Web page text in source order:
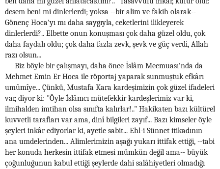
desem beni mi dinlerlerdi; yoksa --bir alim ve fakih olarak--
Gönenç Hoca'yı mı daha saygıyla, ceketlerini ilikleyerek
dinlerlerdi?.. Elbette onun konuşması çok daha güzel oldu, çok
daha faydalı oldu; çok daha fazla zevk, şevk ve güç verdi, Allah
razı olsun...
Biz böyle bir çalışmayı, daha önce İslâm Mecmuası'nda da
Mehmet Emin Er Hoca ile röportaj yaparak sunmuştuk efkârı
umûmîye... Çünkü, Mustafa Kara kardeşimizin çok güzel ifadeleri
var, diyor ki: "Öyle İslâmcı mütefekkir kardeşlerimiz var ki,
ilmihalden imtihan olsa sınıfta kalırlar!.." Hakikaten bazı kültürel
kuvvetli tarafları var ama, dinî bilgileri zayıf... Bazı kimseler öyle
şeyleri inkâr ediyorlar ki, ayetle sabit... Ehl-i Sünnet itikadının
ana umdelerinden... Alimlerimizin aşağı yukarı ittifak ettiği, --tabi
her konuda herkesin ittifak etmesi mümkün değil ama-- büyük
çoğunluğunun kabul ettiği şeylerde dahi salâhiyetleri olmadığı